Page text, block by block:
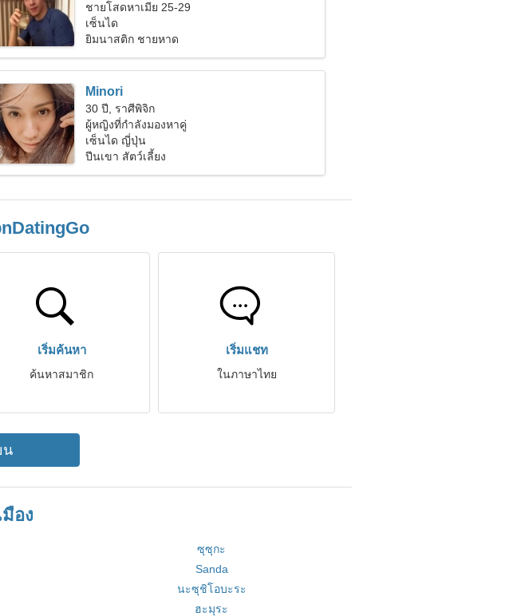
ชายโสดหาเมีย 25-29
เซ็นได
ยิมนาสติก ชายหาด
Minori
30 ปี, ราศีพิจิก
ผู้หญิงที่กำลังมองหาคู่
เซ็นได ญี่ปุ่น
ปีนเขา สัตว์เลี้ยง
เริ่มค้นหา
ค้นหาสมาชิก
เริ่มแชท
ในภาษาไทย
น
อง
ซุซุกะ
Sanda
นะซุชิโอบะระ
ฮะมุระ